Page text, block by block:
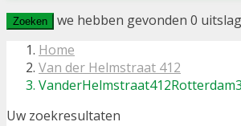
Zoeken we hebben gevonden 0
Home
Van der Helmstraat 412
Uw zoekresultaten